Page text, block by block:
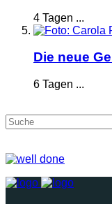
4 Tagen ...
Die neue
6 Tagen ...